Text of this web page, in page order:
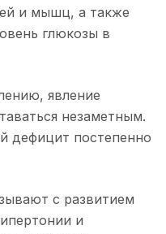
и мышц, а также
глюкозы в
явление
незаметным.
дефицит постепенно
с развитием
и